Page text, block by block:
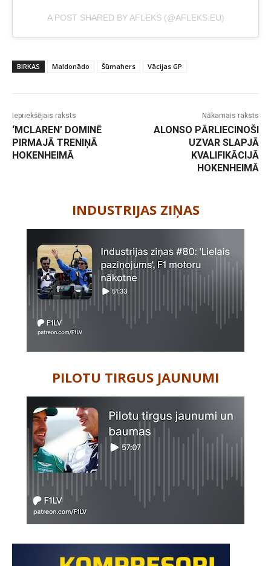
A POST SHARED BY AFLEKS (@AFLEKS.EU)
BIRKAS Maldonādo Šūmahers Vācijas GP
Iepriekšējais raksts
‘MCLAREN’ DOMINĒ
PIRMAJĀ TRENIŅĀ
HOKENHEIMĀ
Nākamais raksts
ALONSO PĀRLIECINOŠI
UZVAR SLAPJĀ
KVALIFIKĀCIJĀ
HOKENHEIMĀ
INDUSTRIJAS ZIŅAS
PILOTU TIRGUS JAUNUMI